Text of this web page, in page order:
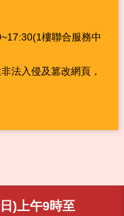
)上午9時至
樓聯合服務中
法入侵及篡改網頁，